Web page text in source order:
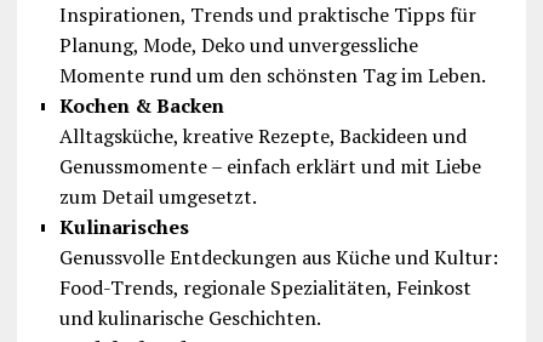
Inspirationen, Trends und praktische Tipps für
Planung, Mode, Deko und unvergessliche
Momente rund um den schönsten Tag im Leben.
Kochen & Backen
Alltagsküche, kreative Rezepte, Backideen und
Genussmomente – einfach erklärt und mit Liebe
zum Detail umgesetzt.
Kulinarisches
Genussvolle Entdeckungen aus Küche und Kultur:
Food-Trends, regionale Spezialitäten, Feinkost
und kulinarische Geschichten.